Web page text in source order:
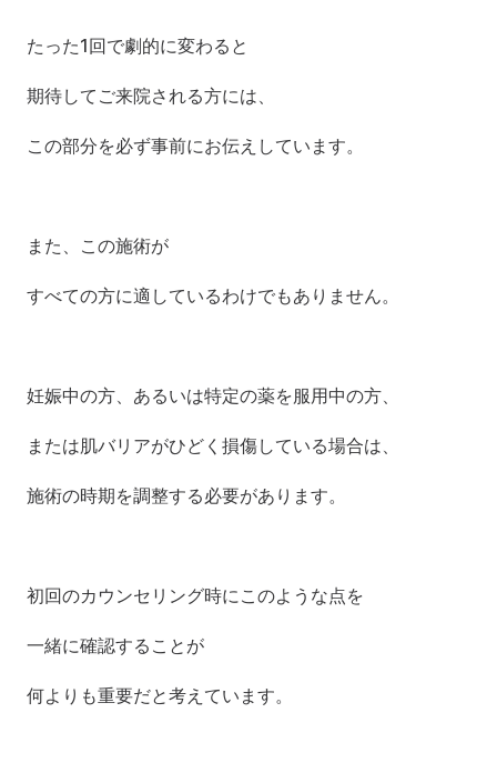
たった1回で劇的に変わると
期待してご来院される方には、
この部分を必ず事前にお伝えしています。
また、この施術が
すべての方に適しているわけでもありません。
妊娠中の方、あるいは特定の薬を服用中の方、
または肌バリアがひどく損傷している場合は、
施術の時期を調整する必要があります。
初回のカウンセリング時にこのような点を
一緒に確認することが
何よりも重要だと考えています。